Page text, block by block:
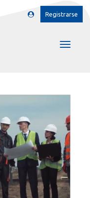
Registrarse